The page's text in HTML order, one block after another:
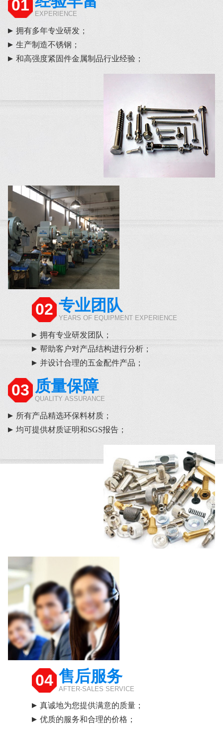
01 EXPERIENCE
拥有多年专业研发；
生产制造不锈钢；
和高强度紧固件金属制品行业经验；
02 专业团队
YEARS OF EQUIPMENT EXPERIENCE
拥有专业研发团队；
帮助客户对产品结构进行分析；
并设计合理的五金配件产品；
03 质量保障
QUALITY ASSURANCE
所有产品精选环保料材质；
均可提供材质证明和SGS报告；
04 售后服务
AFTER-SALES SERVICE
真诚地为您提供满意的质量；
优质的服务和合理的价格；